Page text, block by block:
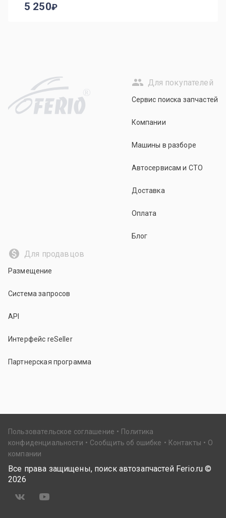
5 250
R
Для покупателей
Сервис поиска запчастей
Компании
Машины в разборе
Автосервисам и СТО
Доставка
Оплата
Блог
Для продавцов
Размещение
Система запросов
API
Интерфейс reSeller
Партнерская программа
Пользовательское соглашение
Политика
конфиденциальности
Сообщить об ошибке Контакты
О
компании
Все права защищены, поиск автозапчастей Ferio.ru ©
2026